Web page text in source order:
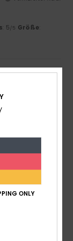
: 5/5 Größe:
ONLY